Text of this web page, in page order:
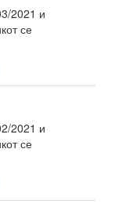
2021 и
се
2021 и
се